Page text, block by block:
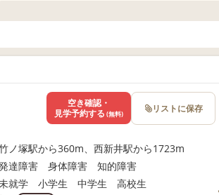
ノ塚駅から360m、西新井駅から1723m
達障害 身体障害 知的障害
就学 小学生 中学生 高校生
空き確認・
見学予約する (無料) リストに保存